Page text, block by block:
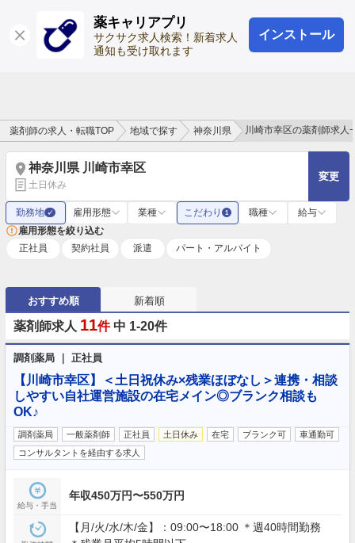
薬キャリアプリ
サクサク求人検索！新着求人
通知も受け取れます
インストール
ログイン 会員登録
薬剤師の求人・転職TOP 地域で探す 神奈川県 川崎市幸区の薬剤師求人
神奈川県 川崎市幸区
土日休み
変更
勤務地 ✓ 雇用形態 業種 こだわり 1 職種
給与
雇用形態を絞り込む
正社員
契約社員 派遣 パート・アルバイト
おすすめ順 新着順
薬剤師求人 11件 中 1-20件
調剤薬局 ｜ 正社員
【川崎市幸区】＜土日祝休み×残業ほぼなし＞連携・相談
しやすい自社運営施設の在宅メイン◎ブランク相談も
OK♪
調剤薬局 一般薬剤師 正社員 土日休み 在宅 ブランク可
車通勤可
コンサルタントを経由する求人
給与・手当
年収450万円〜550万円
【月/火/水/木/金】：09:00〜18:00 ＊週40時間勤務